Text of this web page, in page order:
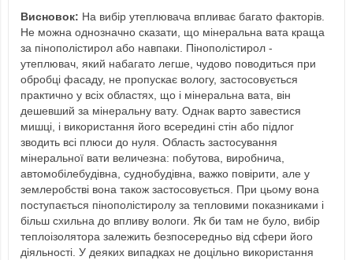
Висновок: На вибір утеплювача впливає багато факторів.
Не можна однозначно сказати, що мінеральна вата краща
за пінополістирол або навпаки. Пінополістирол -
утеплювач, який набагато легше, чудово поводиться при
обробці фасаду, не пропускає вологу, застосовується
практично у всіх областях, що і мінеральна вата, він
дешевший за мінеральну вату. Однак варто завестися
мишці, і використання його всередині стін або підлог
зводить всі плюси до нуля. Область застосування
мінеральної вати величезна: побутова, виробнича,
автомобілебудівна, суднобудівна, важко повірити, але у
землеробстві вона також застосовується. При цьому вона
поступається пінополістиролу за тепловими показниками і
більш схильна до впливу вологи. Як би там не було, вибір
теплоізолятора залежить безпосередньо від сфери його
діяльності. У деяких випадках не доцільно використання